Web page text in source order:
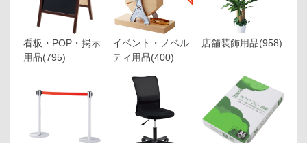
看板・POP・掲示
用品(795)
イベント・ノベル
ティ用品(400)
店舗装飾用品(958)